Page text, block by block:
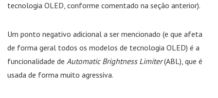
tecnologia OLED, conforme comentado na seção anterior).
Um ponto negativo adicional a ser mencionado (e que afeta
de forma geral todos os modelos de tecnologia OLED) é a
funcionalidade de Automatic Brightness Limiter(ABL), que é
usada de forma muito agressiva.